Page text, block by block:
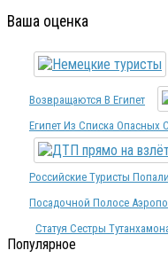
Ваша оценка
Возвращаются В Египет
Египет Из Списка Опасных
Российские Туристы
Посадочной Полосе
Статуя Сестры
Популярное